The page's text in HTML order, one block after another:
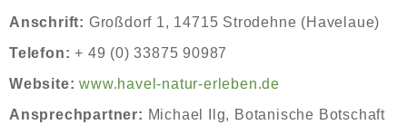
Anschrift: Großdorf 1, 14715 Strodehne (Havelaue)
Telefon: + 49 (0) 33875 90987
Website: www.havel-natur-erleben.de
Ansprechpartner: Michael Ilg, Botanische Botschaft